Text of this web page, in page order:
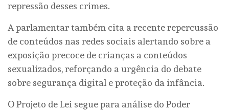
repressão desses crimes.
A parlamentar também cita a recente repercussão
de conteúdos nas redes sociais alertando sobre a
exposição precoce de crianças a conteúdos
sexualizados, reforçando a urgência do debate
sobre segurança digital e proteção da infância.
O Projeto de Lei segue para análise do Poder